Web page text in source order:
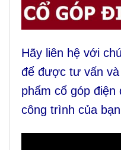
Hãy liên hệ với
để được tư vấn
phẩm cổ góp
công trình của